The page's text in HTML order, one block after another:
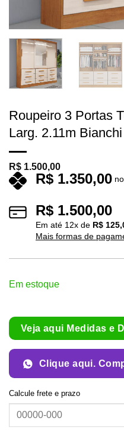
Roupeiro 3 Portas
Larg. 2.11m Bianchi
R$ 1.500,00
R$ 1.350,00
R$ 1.500,00
Em até 12x de R$
Mais formas de
Em estoque
Veja aqui Medidas e
Clique aqui.
Calcule frete e prazo